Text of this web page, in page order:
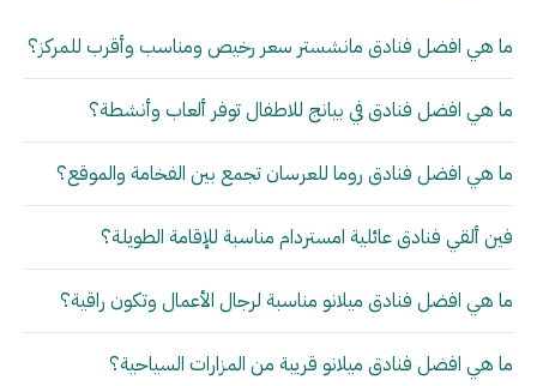
ما هي افضل فنادق مانشستر سعر رخيص ومناسب وأقرب للمركز؟
ما هي افضل فنادق في بيانج للاطفال توفر ألعاب وأنشطة؟
ما هي افضل فنادق روما للعرسان تجمع بين الفخامة والموقع؟
فين ألقي فنادق عائلية امستردام مناسبة للإقامة الطويلة؟
ما هي افضل فنادق ميلانو مناسبة لرجال الأعمال وتكون راقية؟
ما هي افضل فنادق ميلانو قريبة من المزارات السياحية؟